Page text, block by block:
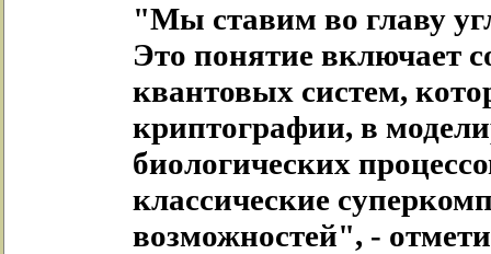
"Мы ставим во главу
Это понятие включает
квантовых систем,
криптографии, в
биологических
классические
возможностей", -